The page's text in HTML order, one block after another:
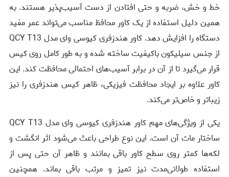
خط و خش، ضربه و حتی افتادن از دست آسیب‌پذیر هستند. به
همین دلیل استفاده از یک کاور محافظ مناسب می‌تواند عمر مفید
دستگاه را افزایش دهد. کاور هندزفری کیوسی وای مدل QCY T13
از جنس سیلیکون باکیفیت ساخته شده و به طور کامل روی کیس
قرار می‌گیرد تا از آن در برابر آسیب‌های احتمالی محافظت کند. این
کاور علاوه بر ایجاد محافظت فیزیکی، ظاهر کیس هندزفری را نیز
زیباتر و خاص‌تر می‌کند.
یکی از ویژگی‌های مهم کاور هندزفری کیوسی وای مدل QCY T13
ساختار مات آن است. این نوع طراحی باعث می‌شود اثر انگشت و
لکه‌ها کمتر روی سطح کاور باقی بمانند و ظاهر آن حتی پس از
استفاده طولانی‌مدت نیز تمیز و مرتب باقی بماند. همچنین